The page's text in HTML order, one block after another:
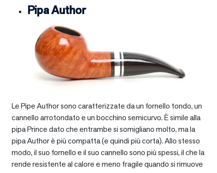
Pipa Author
Le Pipe Author sono caratterizzate da un fornello tondo, un
cannello arrotondato e un bocchino semicurvo. È simile alla
pipa Prince dato che entrambe si somigliano molto, ma la
pipa Author è più compatta (e quindi più corta). Allo stesso
modo, il suo fornello e il suo cannello sono più spessi, il che la
rende resistente al calore e meno fragile quando si rimuove